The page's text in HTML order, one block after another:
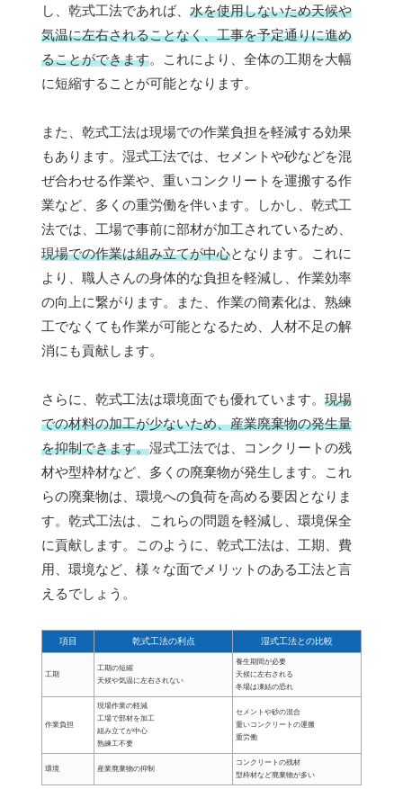
し、乾式工法であれば、 水を使用しないため天候や
気温に左右されることなく、工事を予定通りに進め
ることができます。これにより、全体の工期を大幅
に短縮することが可能となります。
また、乾式工法は現場での作業負担を軽減する効果
もあります。湿式工法では、セメントや砂などを混
ぜ合わせる作業や、重いコンクリートを運搬する作
業など、多くの重労働を伴います。しかし、乾式工
法では、工場で事前に部材が加工されているため、
現場での作業は組み立てが中心となります。これに
より、職人さんの身体的な負担を軽減し、作業効率
の向上に繋がります。また、作業の簡素化は、熟練
工でなくても作業が可能となるため、人材不足の解
消にも貢献します。
さらに、乾式工法は環境面でも優れています。 現場
での材料の加工が少ないため、産業廃棄物の発生量
を抑制できます。湿式工法では、コンクリートの残
材や型枠材など、多くの廃棄物が発生します。これ
らの廃棄物は、環境への負荷を高める要因となりま
す。乾式工法は、これらの問題を軽減し、環境保全
に貢献します。このように、乾式工法は、工期、費
用、環境など、様々な面でメリットのある工法と言
えるでしょう。
項目 乾式工法の利点 湿式工法との比較
工期
工期の短縮
天候や気温に左右されない
養生期間が必要
天候に左右される
冬場は凍結の恐れ
作業負担
現場作業の軽減
工場で部材を加工
組み立てが中心
熟練工不要
セメントや砂の混合
重いコンクリートの運搬
重労働
環境 産業廃棄物の抑制
コンクリートの残材
型枠材など廃棄物が多い